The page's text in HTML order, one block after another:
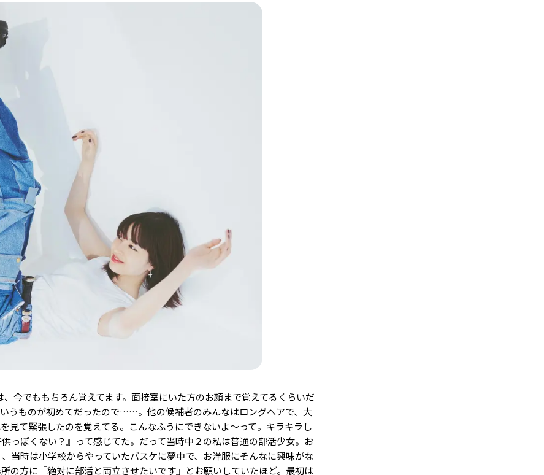
、今でももちろん覚えてます。面接室にいた方のお顔まで覚えてるくらいだ
うものが初めてだったので……。他の候補者のみんなはロングヘアで、大
見て緊張したのを覚えてる。こんなふうにできないよ〜って。キラキラし
っぽくない？』って感じてた。だって当時中２の私は普通の部活少女。お
当時は小学校からやっていたバスケに夢中で、お洋服にそんなに興味がな
の方に『絶対に部活と両立させたいです』とお願いしていたほど。最初は